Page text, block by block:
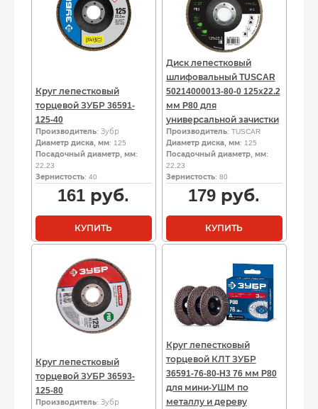
Круг лепестковый
торцевой ЗУБР 36591-
125-40
Производитель: Зубр
Диаметр диска, мм: 125
Посадочный диаметр, мм:
22.23
Зернистость: 40
161 руб.
КУПИТЬ
Диск лепестковый
шлифовальный TUSCAR
50214000013-80-0 125х22.2
мм P80 для
универсальной зачистки
Производитель: TUSCAR
Диаметр диска, мм: 125
Посадочный диаметр, мм:
22.23
Зернистость: 80
179 руб.
КУПИТЬ
Круг лепестковый
торцевой ЗУБР 36593-
125-80
Производитель: Зубр
Круг лепестковый
торцевой КЛТ ЗУБР
36591-76-80-H3 76 мм P80
для мини-УШМ по
металлу и дереву